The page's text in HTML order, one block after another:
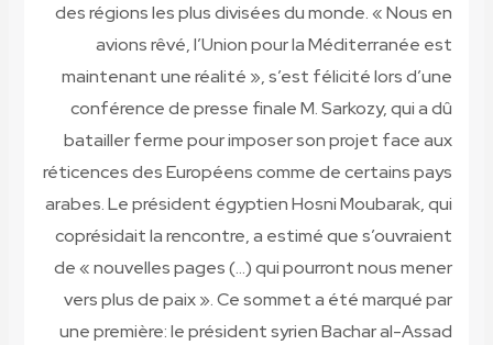
des régions les plus divisées du monde. « Nous en
avions rêvé, l’Union pour la Méditerranée est
maintenant une réalité », s’est félicité lors d’une
conférence de presse finale M. Sarkozy, qui a dû
batailler ferme pour imposer son projet face aux
réticences des Européens comme de certains pays
arabes. Le président égyptien Hosni Moubarak, qui
coprésidait la rencontre, a estimé que s’ouvraient
de « nouvelles pages (…) qui pourront nous mener
vers plus de paix ». Ce sommet a été marqué par
une première: le président syrien Bachar al-Assad